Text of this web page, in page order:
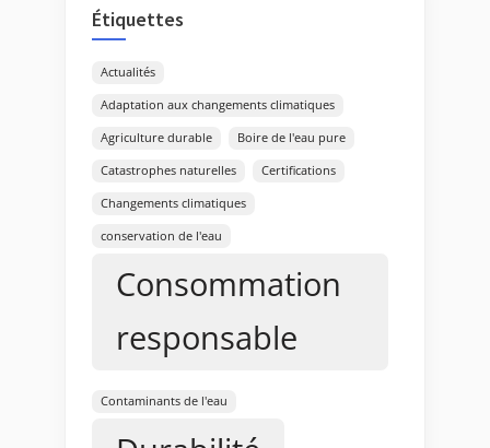
Étiquettes
Actualités
Adaptation aux changements climatiques
Agriculture durable Boire de l'eau pure
Catastrophes naturelles Certifications
Changements climatiques
conservation de l'eau
Consommation
responsable
Contaminants de l'eau